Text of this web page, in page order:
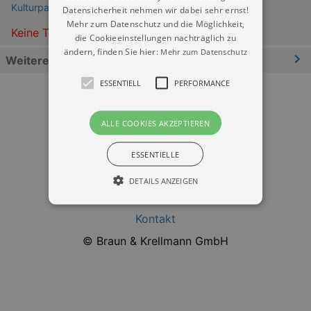
Kulturpalast Dresden
Keine Termine
Weitere Informationen
Datenschutz
Kontakt
© Braun & Krellmann GmbH
Datensicherheit nehmen wir dabei sehr ernst!
Mehr zum Datenschutz und die Möglichkeit,
die Cookieeinstellungen nachträglich zu
ändern, finden Sie hier: Mehr zum Datenschutz
ESSENTIELL PERFORMANCE
ALLE COOKIES AKZEPTIEREN
ESSENTIELLE
DETAILS ANZEIGEN